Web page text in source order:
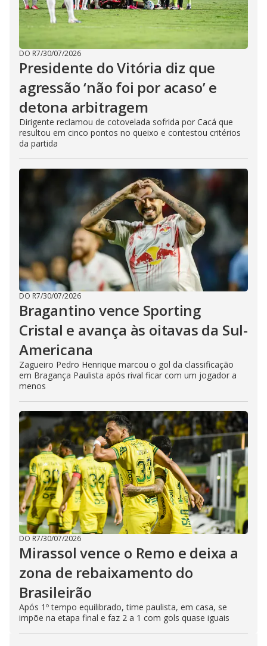
DO R7/30/07/2026
Presidente do Vitória diz que
agressão ‘não foi por acaso’ e
detona arbitragem
Dirigente reclamou de cotovelada sofrida por Cacá que
resultou em cinco pontos no queixo e contestou critérios
da partida
DO R7/30/07/2026
Bragantino vence Sporting
Cristal e avança às oitavas da Sul-
Americana
Zagueiro Pedro Henrique marcou o gol da classificação
em Bragança Paulista após rival ficar com um jogador a
menos
DO R7/30/07/2026
Mirassol vence o Remo e deixa a
zona de rebaixamento do
Brasileirão
Após 1º tempo equilibrado, time paulista, em casa, se
impõe na etapa final e faz 2 a 1 com gols quase iguais